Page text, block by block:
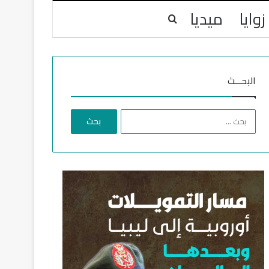
زوايا ميديا
البحـــث
ا
ح
ن
: